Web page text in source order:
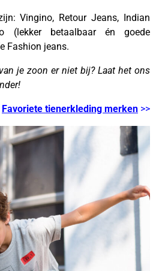
Vingino, Retour Jeans, Indian
(lekker betaalbaar én goede
Fashion jeans.
je zoon er niet bij? Laat het ons
Favoriete tienerkleding merken >>